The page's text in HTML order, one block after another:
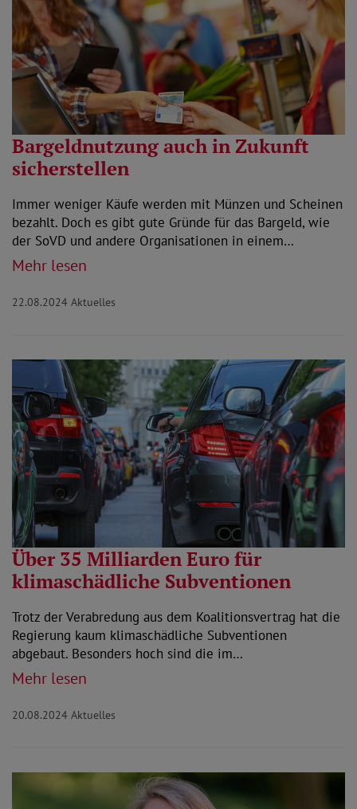
Bargeldnutzung auch in Zukunft
sicherstellen
Immer weniger Käufe werden mit Münzen und Scheinen
bezahlt. Doch es gibt gute Gründe für das Bargeld, wie
der SoVD und andere Organisationen in einem…
Mehr lesen
22.08.2024 Aktuelles
Über 35 Milliarden Euro für
klimaschädliche Subventionen
Trotz der Verabredung aus dem Koalitionsvertrag hat die
Regierung kaum klimaschädliche Subventionen
abgebaut. Besonders hoch sind die im…
Mehr lesen
20.08.2024 Aktuelles